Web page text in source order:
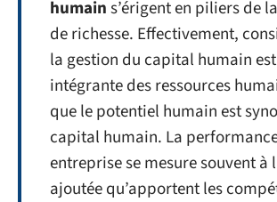
humains’érigent en piliers de
de richesse. Effectivement,
la gestion du capital humain
intégrante des ressources
que le potentiel humain est
capital humain. La
entreprise se mesure souvent à
ajoutée qu’apportent les